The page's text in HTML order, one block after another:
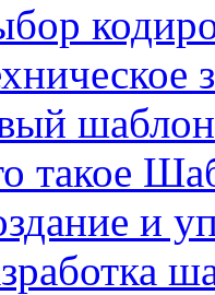
шаблон
такое
и